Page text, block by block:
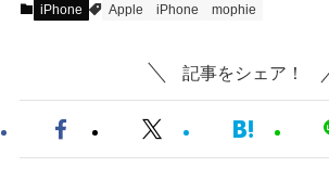
iPhone Apple iPhone mophie
記事をシェア！